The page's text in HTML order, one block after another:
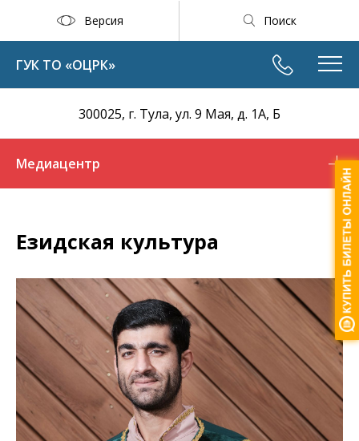
Версия Поиск
300025, г. Тула, ул. 9 Мая, д. 1А, Б
ГУК ТО «ОЦРК»
Медиацентр
Езидская культура